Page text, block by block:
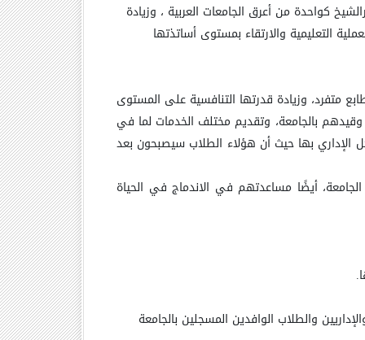
كواحدة من أعرق الجامعات العربية ، وزيادة
التعليمية والارتقاء بمستوى أساتذتها
متفرد، وزيادة قدرتها التنافسية على المستوى
بالجامعة، وتقديم مختلف الخدمات لما في
الإداري بها حيث أن هؤلاء الطلاب سيصبحون بعد
أيضًا مساعدتهم في الاندماج في الحياة
والطلاب الوافدين المسجلين بالجامعة